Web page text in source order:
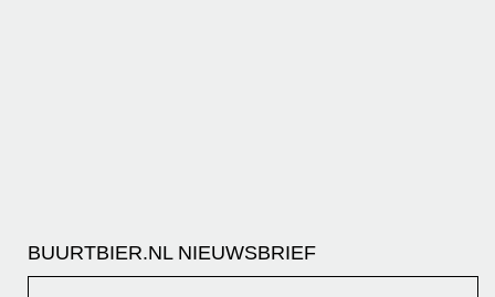
BUURTBIER.NL NIEUWSBRIEF